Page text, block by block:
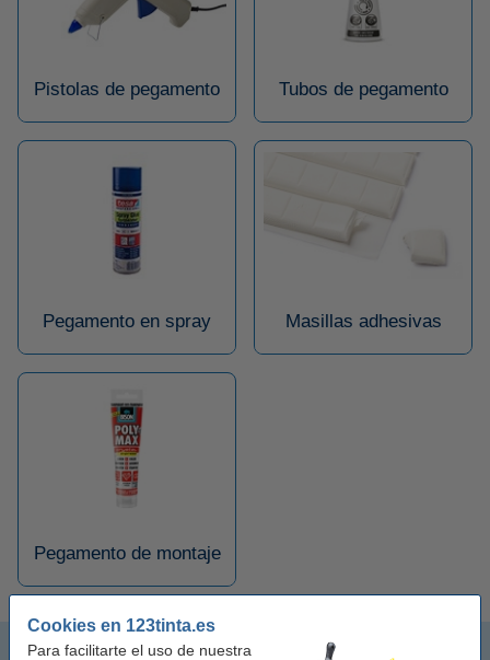
Cookies en 123tinta.es
Para facilitarte el uso de nuestra
Pistolas de pegamento Tubos de pegamento
Pegamento en spray Masillas adhesivas
Pegamento de montaje
Pegamento en barra